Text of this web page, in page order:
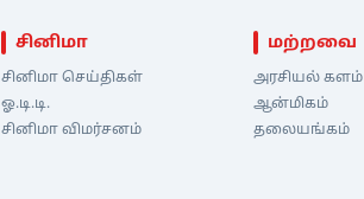
சினிமா
சினிமா செய்திகள்
ஓ.டி.டி.
சினிமா விமர்சனம்
மற்றவை
அரசியல் களம்
ஆன்மிகம்
தலையங்கம்